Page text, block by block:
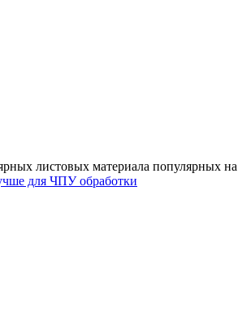
листовых материала популярных на
для ЧПУ обработки